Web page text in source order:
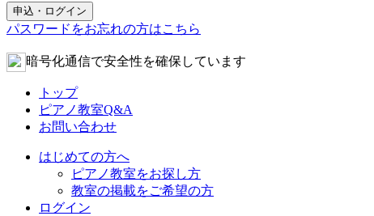
パスワードをお忘れの方はこちら
暗号化通信で安全性を確保しています
トップ
ピアノ教室Q&A
お問い合わせ
はじめての方へ
ピアノ教室をお探し方
教室の掲載をご希望の方
ログイン